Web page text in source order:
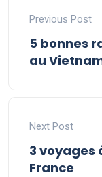
Previous Post
5 bonnes
au
Next Post
3 voyages
France